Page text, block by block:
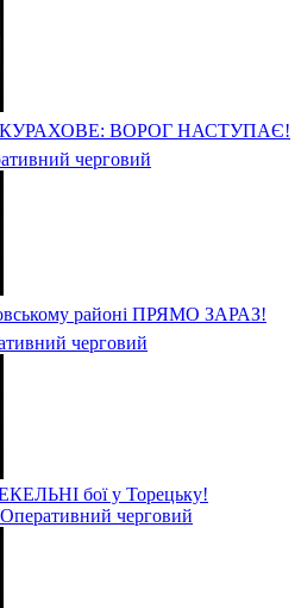
ВОРОГ НАСТУПАЄ!
черговий
районі ПРЯМО ЗАРАЗ!
черговий
бої у Торецьку!
черговий